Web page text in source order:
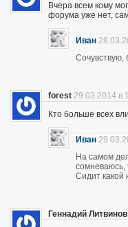
Вчера всем кому
форума уже нет,
Иван
Сочувствую,
forest 29.03.2014 в
Кто больше всех
Иван
На самом
сомневаюсь,
Сидит какой
Геннадий Литвинов